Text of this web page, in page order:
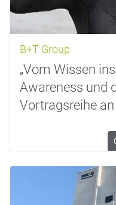
B+T Group
„Vom Wissen
Awareness und
Vortragsreihe